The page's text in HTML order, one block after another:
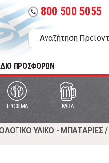
call 800 500 5055
ΠΡΟΣΦΟΡΩΝ
ΤΡΟΦΙΜΑ ΚΑΒΑ
ΥΛΙΚΟ - ΜΠΑΤΑΡΙΕΣ /